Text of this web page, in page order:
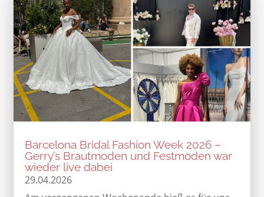
Barcelona Bridal Fashion Week 2026 –
Gerry’s Brautmoden und Festmoden war
wieder live dabei
29.04.2026